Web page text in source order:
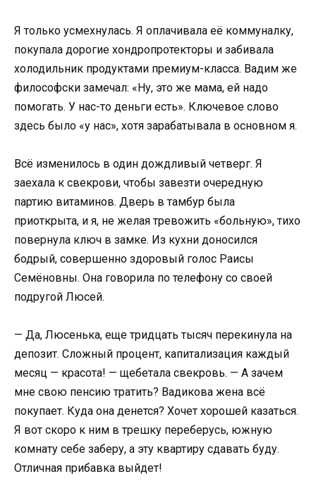
Я только усмехнулась. Я оплачивала её коммуналку,
покупала дорогие хондропротекторы и забивала
холодильник продуктами премиум-класса. Вадим же
философски замечал: «Ну, это же мама, ей надо
помогать. У нас-то деньги есть». Ключевое слово
здесь было «у нас», хотя зарабатывала в основном я.
Всё изменилось в один дождливый четверг. Я
заехала к свекрови, чтобы завезти очередную
партию витаминов. Дверь в тамбур была
приоткрыта, и я, не желая тревожить «больную», тихо
повернула ключ в замке. Из кухни доносился
бодрый, совершенно здоровый голос Раисы
Семёновны. Она говорила по телефону со своей
подругой Люсей.
— Да, Люсенька, еще тридцать тысяч перекинула на
депозит. Сложный процент, капитализация каждый
месяц — красота! — щебетала свекровь. — А зачем
мне свою пенсию тратить? Вадикова жена всё
покупает. Куда она денется? Хочет хорошей казаться.
Я вот скоро к ним в трешку переберусь, южную
комнату себе заберу, а эту квартиру сдавать буду.
Отличная прибавка выйдет!